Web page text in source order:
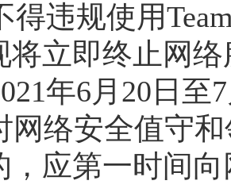
得违规使用
将立即终止网
年6月20日至
网络安全值守
，应第一时间向